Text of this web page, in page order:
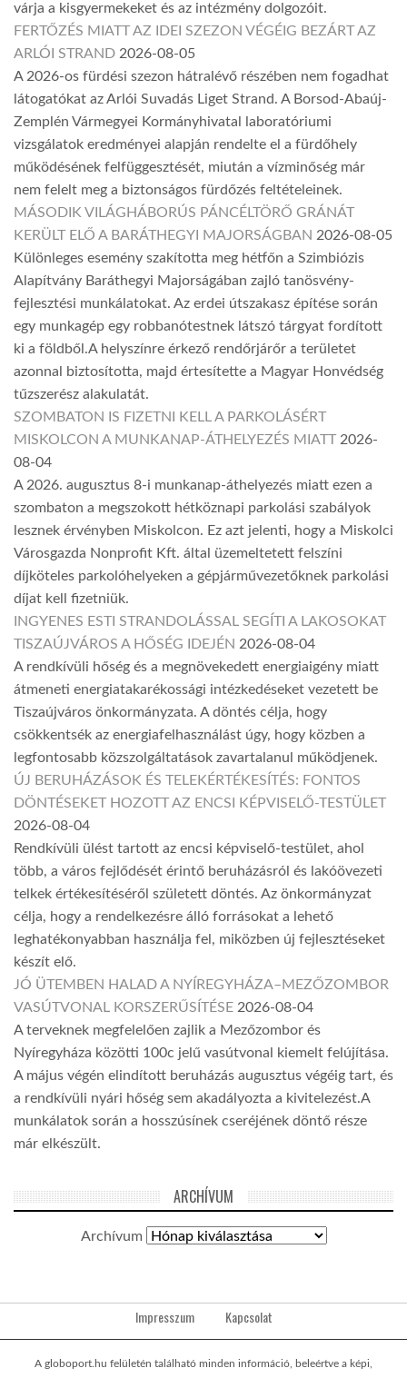
várja a kisgyermekeket és az intézmény dolgozóit.
FERTŐZÉS MIATT AZ IDEI SZEZON VÉGÉIG BEZÁRT AZ
ARLÓI STRAND 2026-08-05
A 2026-os fürdési szezon hátralévő részében nem fogadhat
látogatókat az Arlói Suvadás Liget Strand. A Borsod-Abaúj-
Zemplén Vármegyei Kormányhivatal laboratóriumi
vizsgálatok eredményei alapján rendelte el a fürdőhely
működésének felfüggesztését, miután a vízminőség már
nem felelt meg a biztonságos fürdőzés feltételeinek.
MÁSODIK VILÁGHÁBORÚS PÁNCÉLTÖRŐ GRÁNÁT
KERÜLT ELŐ A BARÁTHEGYI MAJORSÁGBAN 2026-08-05
Különleges esemény szakította meg hétfőn a Szimbiózis
Alapítvány Baráthegyi Majorságában zajló tanösvény-
fejlesztési munkálatokat. Az erdei útszakasz építése során
egy munkagép egy robbanótestnek látszó tárgyat fordított
ki a földből.A helyszínre érkező rendőrjárőr a területet
azonnal biztosította, majd értesítette a Magyar Honvédség
tűzszerész alakulatát.
SZOMBATON IS FIZETNI KELL A PARKOLÁSÉRT
MISKOLCON A MUNKANAP-ÁTHELYEZÉS MIATT 2026-
08-04
A 2026. augusztus 8-i munkanap-áthelyezés miatt ezen a
szombaton a megszokott hétköznapi parkolási szabályok
lesznek érvényben Miskolcon. Ez azt jelenti, hogy a Miskolci
Városgazda Nonprofit Kft. által üzemeltetett felszíni
díjköteles parkolóhelyeken a gépjárművezetőknek parkolási
díjat kell fizetniük.
INGYENES ESTI STRANDOLÁSSAL SEGÍTI A LAKOSOKAT
TISZAÚJVÁROS A HŐSÉG IDEJÉN 2026-08-04
A rendkívüli hőség és a megnövekedett energiaigény miatt
átmeneti energiatakarékossági intézkedéseket vezetett be
Tiszaújváros önkormányzata. A döntés célja, hogy
csökkentsék az energiafelhasználást úgy, hogy közben a
legfontosabb közszolgáltatások zavartalanul működjenek.
ÚJ BERUHÁZÁSOK ÉS TELEKÉRTÉKESÍTÉS: FONTOS
DÖNTÉSEKET HOZOTT AZ ENCSI KÉPVISELŐ-TESTÜLET
2026-08-04
Rendkívüli ülést tartott az encsi képviselő-testület, ahol
több, a város fejlődését érintő beruházásról és lakóövezeti
telkek értékesítéséről született döntés. Az önkormányzat
célja, hogy a rendelkezésre álló forrásokat a lehető
leghatékonyabban használja fel, miközben új fejlesztéseket
készít elő.
JÓ ÜTEMBEN HALAD A NYÍREGYHÁZA–MEZŐZOMBOR
VASÚTVONAL KORSZERŰSÍTÉSE 2026-08-04
A terveknek megfelelően zajlik a Mezőzombor és
Nyíregyháza közötti 100c jelű vasútvonal kiemelt felújítása.
A május végén elindított beruházás augusztus végéig tart, és
a rendkívüli nyári hőség sem akadályozta a kivitelezést.A
munkálatok során a hosszúsínek cseréjének döntő része
már elkészült.
ARCHÍVUM
Archívum
Impresszum Kapcsolat
A globoport.hu felületén található minden információ, beleértve a képi,